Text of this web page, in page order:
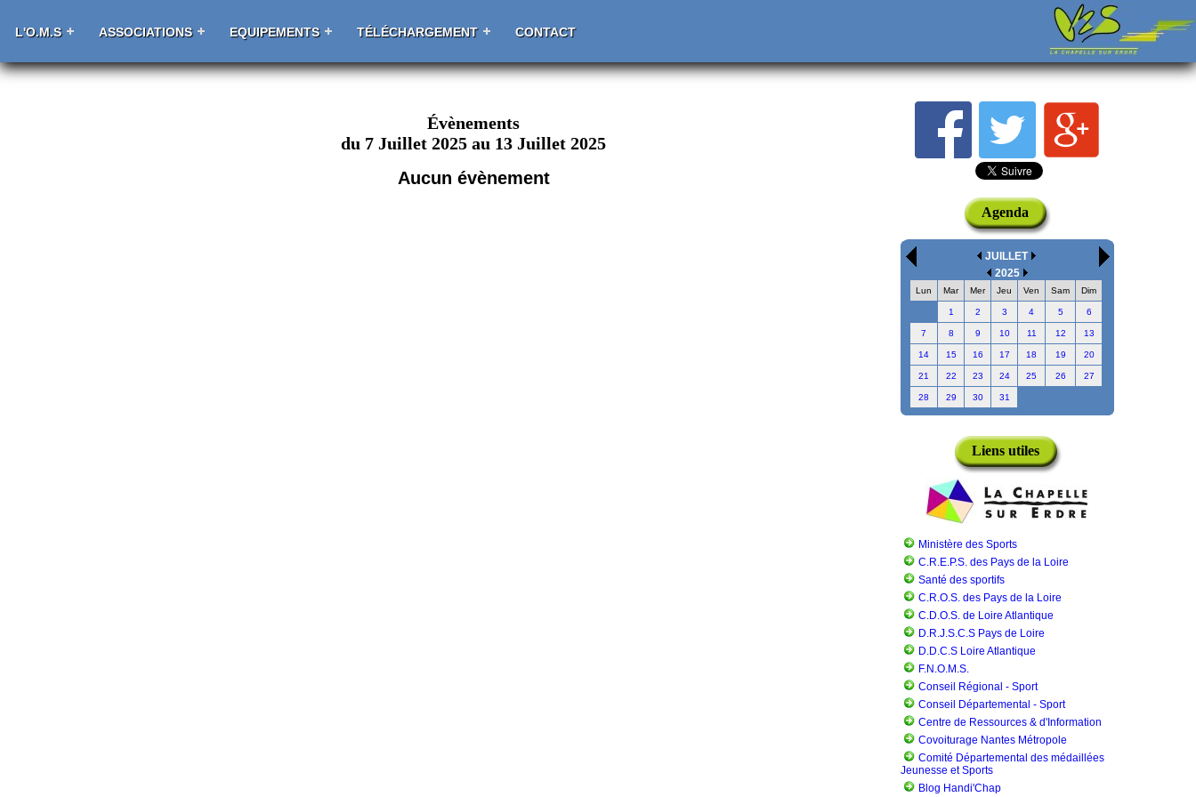
L'O.M.S ASSOCIATIONS EQUIPEMENTS TÉLÉCHARGEMENT CONTACT
Évènements
du 7 Juillet 2025 au 13 Juillet 2025
Aucun évènement
Agenda
JUILLET
2025
Lun Mar Mer Jeu Ven Sam Dim
1 2 3 4 5 6
7 8 9 10 11 12 13
14 15 16 17 18 19 20
21 22 23 24 25 26 27
28 29 30 31
Liens utiles
Ministère des Sports
C.R.E.P.S. des Pays de la Loire
Santé des sportifs
C.R.O.S. des Pays de la Loire
C.D.O.S. de Loire Atlantique
D.R.J.S.C.S Pays de Loire
D.D.C.S Loire Atlantique
F.N.O.M.S.
Conseil Régional - Sport
Conseil Départemental - Sport
Centre de Ressources & d'Information
Covoiturage Nantes Métropole
Comité Départemental des médaillées
Jeunesse et Sports
Blog Handi'Chap